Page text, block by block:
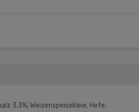
3,3%, Weizenspeisekleie, Hefe,